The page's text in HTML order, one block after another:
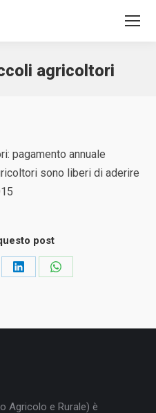
agricoltori
pagamento annuale
sono liberi di aderire
post
CondividiCondividi
Agricolo e Rurale) è